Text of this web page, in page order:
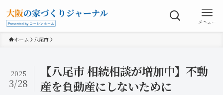
メニュー
ホーム 八尾市
【八尾市 相続相談が増加中】不動
産を負動産にしないために
2025
3/28